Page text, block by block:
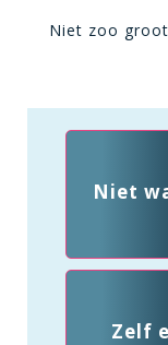
Niet zoo
Niet
Zelf